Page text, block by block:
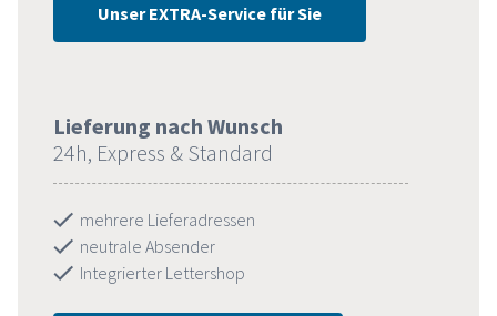
Unser EXTRA-Service für Sie
Lieferung nach Wunsch
24h, Express & Standard
mehrere Lieferadressen
neutrale Absender
Integrierter Lettershop